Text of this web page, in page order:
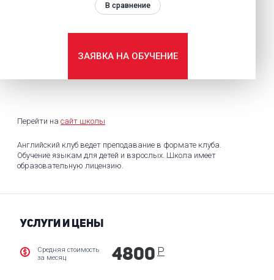
ЗАЯВКА НА ОБУЧЕНИЕ
В сравнение
Перейти на сайт школы
Английский клуб ведет преподавание в формате клуба.
Обучение языкам для детей и взрослых. Школа имеет
образовательную лицензию.
УСЛУГИ И ЦЕНЫ
Средняя стоимость
за месяц
4800 Р